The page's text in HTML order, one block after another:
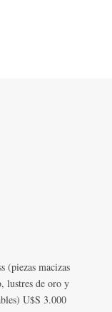
(piezas macizas
lustres de oro y
U$S 3.000